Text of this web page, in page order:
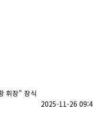
휘장" 장식
2025-11-26